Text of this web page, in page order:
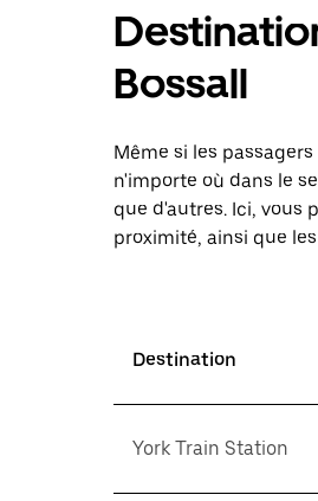
Bossall
Même si les
n'importe où dans le
que d'autres. Ici, vous
proximité, ainsi que
Destination
York Train Station